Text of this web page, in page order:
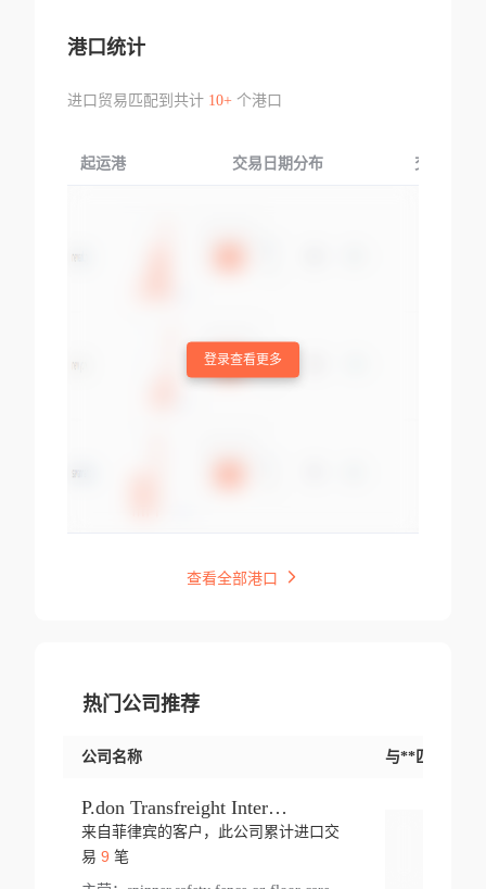
港口统计
进口贸易匹配到共计 10+个港口
起运港 交易日期分布 交易产品
登录查看更多
查看全部港口
热门公司推荐
公司名称 与**匹配交易
P.don Transfreight International
来自菲律宾的客户，此公司累计进口交
易 9 笔